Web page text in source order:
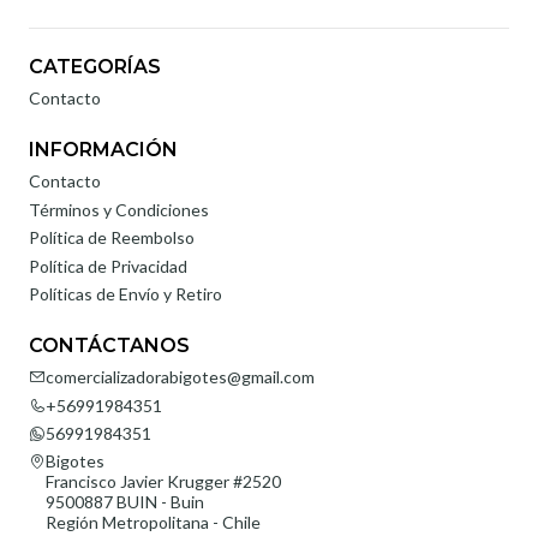
CATEGORÍAS
Contacto
INFORMACIÓN
Contacto
Términos y Condiciones
Política de Reembolso
Política de Privacidad
Políticas de Envío y Retiro
CONTÁCTANOS
comercializadorabigotes@gmail.com
+56991984351
56991984351
Bigotes
Francisco Javier Krugger #2520
9500887 BUIN - Buin
Región Metropolitana - Chile